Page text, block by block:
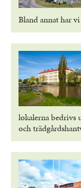
Bland annat har
lokalerna bedrivs
och